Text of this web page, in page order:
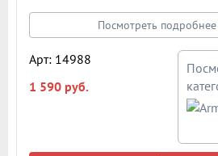
подробном описании представлена
Посмотреть
Арт: 14988
1 590 руб.